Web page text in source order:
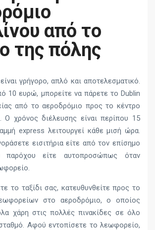
από το
της πόλης
γρήγορο, απλό και αποτελεσματικό.
10 ευρώ, μπορείτε να πάρετε το Dublin
από το αεροδρόμιο προς το κέντρο
Ο χρόνος διέλευσης είναι περίπου 15
express λειτουργεί κάθε μισή ώρα.
εισιτήρια είτε από τον επίσημο
παρόχου είτε αυτοπροσώπως όταν
το ταξίδι σας, κατευθυνθείτε προς το
στο αεροδρόμιο, ο οποίος
χάρη στις πολλές πινακίδες σε όλο
Αφού εντοπίσετε το λεωφορείο,